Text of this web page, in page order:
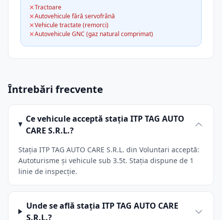
Tractoare
Autovehicule fără servofrână
Vehicule tractate (remorci)
Autovehicule GNC (gaz natural comprimat)
Întrebări frecvente
Ce vehicule acceptă stația ITP TAG AUTO
CARE S.R.L.?
Stația ITP TAG AUTO CARE S.R.L. din Voluntari acceptă:
Autoturisme și vehicule sub 3.5t. Stația dispune de 1
linie de inspecție.
Unde se află stația ITP TAG AUTO CARE
S.R.L.?